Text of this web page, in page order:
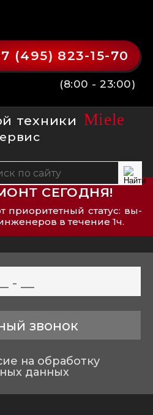
(495) 823-15-70
(8:00 - 23:00)
техники Miele
СЕГОДНЯ!
приоритетный статус: вы­
в течение 1ч.
на обработку
данных